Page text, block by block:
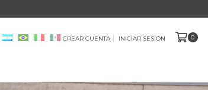
CREAR CUENTA INICIAR SESIÓN 0